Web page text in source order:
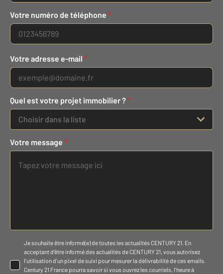
Votre numéro de téléphone *
Votre adresse e-mail *
Quel est votre projet immobilier ?*
Choisir dans la liste
Votre message *
Je souhaite être informé(e) de toutes les actualités CENTURY 21. En
acceptant d'être informé des actualités de CENTURY 21, vous autorisez
l'utilisation d'un pixel de suivi pour mesurer la délivrabilité de ces emails.
Century 21 France pourra savoir si vous ouvrez les courriels, l'heure à